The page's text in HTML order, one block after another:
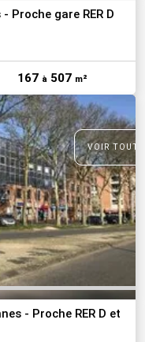
Proche gare RER D
167 à 507 m²
VOIR
- Proche RER D et